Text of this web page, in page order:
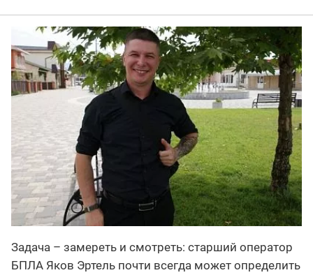
Задача – замереть и смотреть: старший оператор
БПЛА Яков Эртель почти всегда может определить